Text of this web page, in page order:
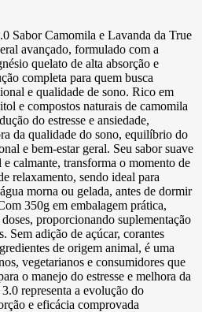
Sabor Camomila e Lavanda da True
avançado, formulado com a
quelato de alta absorção e
completa para quem busca
e qualidade de sono. Rico em
e compostos naturais de camomila
do estresse e ansiedade,
da qualidade do sono, equilíbrio do
e bem-estar geral. Seu sabor suave
calmante, transforma o momento de
relaxamento, sendo ideal para
morna ou gelada, antes de dormir
350g em embalagem prática,
proporcionando suplementação
Sem adição de açúcar, corantes
de origem animal, é uma
vegetarianos e consumidores que
o manejo do estresse e melhora da
representa a evolução do
e eficácia comprovada